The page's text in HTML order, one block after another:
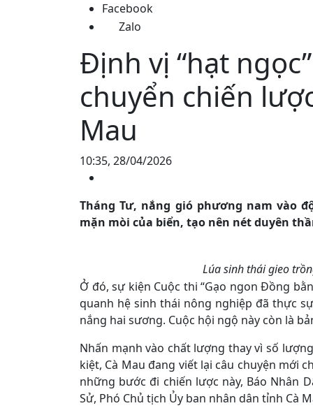
Facebook
Zalo
Định vị “hạt
chuyển chiến
Mau
10:35, 28/04/2026
Tháng Tư, nắng gió phương nam vào
mặn mòi của biển, tạo nên nét duyên
Lúa sinh thái gieo
Ở đó, sự kiện Cuộc thi “Gạo ngon Đồng
quanh hệ sinh thái nông nghiệp đã thực
nắng hai sương. Cuộc hội ngộ này còn là
Nhấn mạnh vào chất lượng thay vì số
kiệt, Cà Mau đang viết lại câu chuyện mới
những bước đi chiến lược này, Báo Nhân
Sử, Phó Chủ tịch Ủy ban nhân dân tỉnh Cà